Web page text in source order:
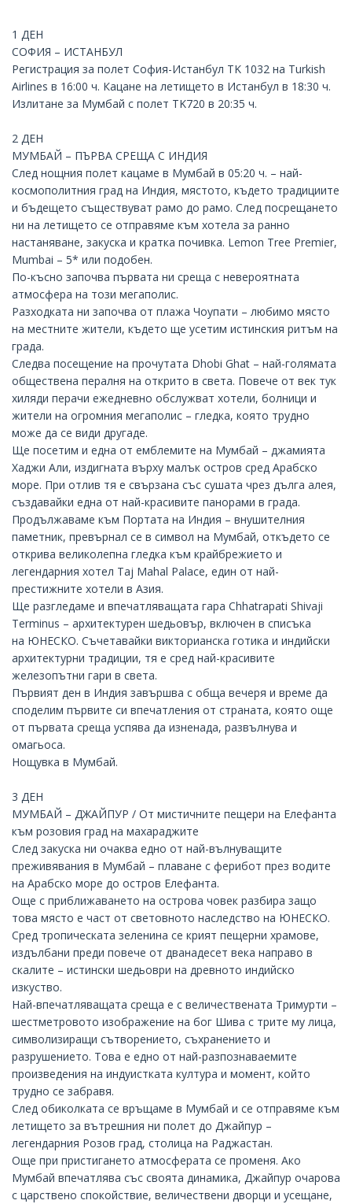
1 ДЕН
СОФИЯ – ИСТАНБУЛ
Регистрация за полет София-Истанбул TK 1032 на Turkish
Airlines в 16:00 ч. Кацане на летището в Истанбул в 18:30 ч.
Излитане за Мумбай с полет TK720 в 20:35 ч.
2 ДЕН
МУМБАЙ – ПЪРВА СРЕЩА С ИНДИЯ
След нощния полет кацаме в Мумбай в 05:20 ч. – най-
космополитния град на Индия, мястото, където традициите
и бъдещето съществуват рамо до рамо. След посрещането
ни на летището се отправяме към хотела за ранно
настаняване, закуска и кратка почивка. Lemon Tree Premier,
Mumbai – 5* или подобен.
По-късно започва първата ни среща с невероятната
атмосфера на този мегаполис.
Разходката ни започва от плажа Чоупати – любимо място
на местните жители, където ще усетим истинския ритъм на
града.
Следва посещение на прочутата Dhobi Ghat – най-голямата
обществена пералня на открито в света. Повече от век тук
хиляди перачи ежедневно обслужват хотели, болници и
жители на огромния мегаполис – гледка, която трудно
може да се види другаде.
Ще посетим и една от емблемите на Мумбай – джамията
Хаджи Али, издигната върху малък остров сред Арабско
море. При отлив тя е свързана със сушата чрез дълга алея,
създавайки една от най-красивите панорами в града.
Продължаваме към Портата на Индия – внушителния
паметник, превърнал се в символ на Мумбай, откъдето се
открива великолепна гледка към крайбрежието и
легендарния хотел Taj Mahal Palace, един от най-
престижните хотели в Азия.
Ще разгледаме и впечатляващата гара Chhatrapati Shivaji
Terminus – архитектурен шедьовър, включен в списъка
на ЮНЕСКО. Съчетавайки викторианска готика и индийски
архитектурни традиции, тя е сред най-красивите
железопътни гари в света.
Първият ден в Индия завършва с обща вечеря и време да
споделим първите си впечатления от страната, която още
от първата среща успява да изненада, развълнува и
омагьоса.
Нощувка в Мумбай.
3 ДЕН
МУМБАЙ – ДЖАЙПУР / От мистичните пещери на Елефанта
към розовия град на махараджите
След закуска ни очаква едно от най-вълнуващите
преживявания в Мумбай – плаване с ферибот през водите
на Арабско море до остров Елефанта.
Още с приближаването на острова човек разбира защо
това място е част от световното наследство на ЮНЕСКО.
Сред тропическата зеленина се крият пещерни храмове,
издълбани преди повече от дванадесет века направо в
скалите – истински шедьоври на древното индийско
изкуство.
Най-впечатляващата среща е с величествената Тримурти –
шестметровото изображение на бог Шива с трите му лица,
символизиращи сътворението, съхранението и
разрушението. Това е едно от най-разпознаваемите
произведения на индуистката култура и момент, който
трудно се забравя.
След обиколката се връщаме в Мумбай и се отправяме към
летището за вътрешния ни полет до Джайпур –
легендарния Розов град, столица на Раджастан.
Още при пристигането атмосферата се променя. Ако
Мумбай впечатлява със своята динамика, Джайпур очарова
с царствено спокойствие, величествени дворци и усещане,